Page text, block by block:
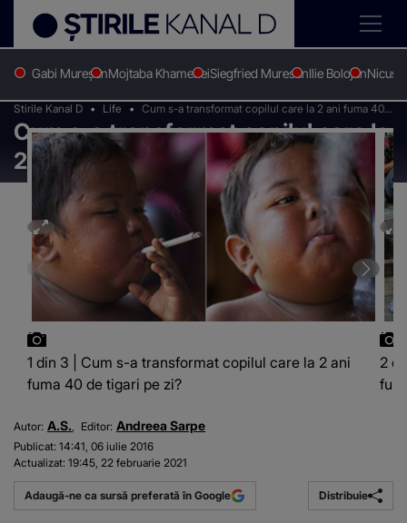
Gabi MureșanMojtaba KhameneiSiegfried MuresanIlie Bolojan
Stirile Kanal D Life
Cum s-a transformat copilul care la 2 ani fuma 40
de tigari pe zi?
Cum s-a transformat copilul care la
2 ani fuma 40 de tigari pe zi?
1 din 3 | Cum s-a transformat copilul care la 2 ani
fuma 40 de tigari pe zi?
2
Autor: A.S. Editor: Andreea Sarpe
Publicat: 14:41, 06 iulie 2016
Actualizat: 19:45, 22 februarie 2021
Adaugă-ne ca sursă preferată în Google Distribuie